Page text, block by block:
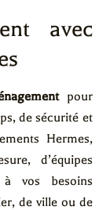
avec
pour
de sécurité et
Hermes,
d’équipes
vos besoins
de ville ou de